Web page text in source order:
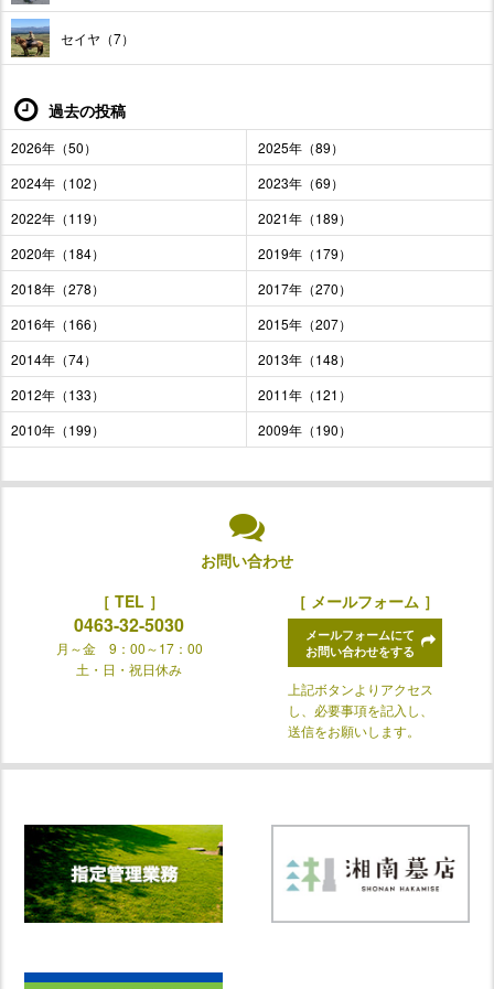
セイヤ（7）
過去の投稿
2026年（50）
2025年（89）
2024年（102）
2023年（69）
2022年（119）
2021年（189）
2020年（184）
2019年（179）
2018年（278）
2017年（270）
2016年（166）
2015年（207）
2014年（74）
2013年（148）
2012年（133）
2011年（121）
2010年（199）
2009年（190）
お問い合わせ
［ TEL ］
0463-32-5030
月～金 9：00～17：00
土・日・祝日休み
［ メールフォーム ］
メールフォームにて
お問い合わせをする
上記ボタンよりアクセス
し、必要事項を記入し、
送信をお願いします。